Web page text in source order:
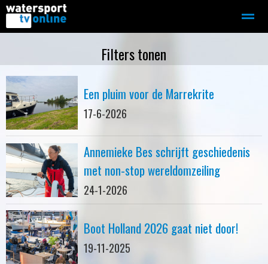
Motorboot-sloep Adverteren
Home Contact Bellen Zoeken
Filters tonen
Een pluim voor de Marrekrite
17-6-2026
Annemieke Bes schrijft geschiedenis
met non-stop wereldomzeiling
24-1-2026
Boot Holland 2026 gaat niet door!
19-11-2025